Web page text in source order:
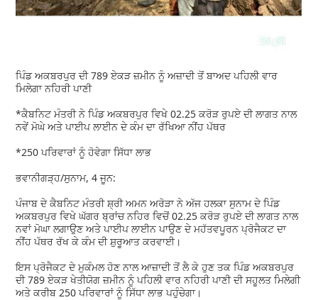
ਪਿੰਡ ਅਕਬਰਪੁਰ ਦੀ 789 ਏਕੜ ਜ਼ਮੀਨ ਨੂੰ ਅਜ਼ਾਦੀ ਤੋਂ ਬਾਅਦ ਪਹਿਲੀ ਵਾਰ
ਮਿਲੇਗਾ ਨਹਿਰੀ ਪਾਣੀ
*ਕੈਬਨਿਟ ਮੰਤਰੀ ਨੇ ਪਿੰਡ ਅਕਬਰਪੁਰ ਵਿਖੇ 02.25 ਕਰੋੜ ਰੁਪਏ ਦੀ ਲਾਗਤ ਨਾਲ
ਨਵੇਂ ਮੋਘੇ ਅਤੇ ਪਾਈਪ ਲਾਈਨ ਦੇ ਕੰਮ ਦਾ ਰੱਖਿਆ ਨੀਂਹ ਪੱਥਰ
*250 ਪਰਿਵਾਰਾਂ ਨੂੰ ਹੋਵੇਗਾ ਸਿੱਧਾ ਲਾਭ
ਭਵਾਨੀਗੜ੍ਹ/ਸੁਨਾਮ, 4 ਜੂਨ:
ਪੰਜਾਬ ਦੇ ਕੈਬਨਿਟ ਮੰਤਰੀ ਸ਼੍ਰੀ ਅਮਨ ਅਰੋੜਾ ਨੇ ਅੱਜ ਹਲਕਾ ਸੁਨਾਮ ਦੇ ਪਿੰਡ
ਅਕਬਰਪੁਰ ਵਿਖੇ ਘੱਗਰ ਬ੍ਰਾਂਚ ਨਹਿਰ ਵਿਚੋਂ 02.25 ਕਰੋੜ ਰੁਪਏ ਦੀ ਲਾਗਤ ਨਾਲ
ਨਵਾਂ ਮੋਘਾ ਲਗਾਉਣ ਅਤੇ ਪਾਈਪ ਲਾਈਨ ਪਾਉਣ ਦੇ ਮਹੱਤਵਪੂਰਨ ਪ੍ਰੋਜੈਕਟ ਦਾ
ਨੀਂਹ ਪੱਥਰ ਰੱਖ ਕੇ ਕੰਮ ਦੀ ਸ਼ੁਰੂਆਤ ਕਰਵਾਈ।
ਇਸ ਪ੍ਰੋਜੈਕਟ ਦੇ ਮੁਕੰਮਲ ਹੋਣ ਨਾਲ ਆਜ਼ਾਦੀ ਤੋਂ ਲੈ ਕੇ ਹੁਣ ਤਕ ਪਿੰਡ ਅਕਬਰਪੁਰ
ਦੀ 789 ਏਕੜ ਖੇਤੀਯੋਗ ਜ਼ਮੀਨ ਨੂੰ ਪਹਿਲੀ ਵਾਰ ਨਹਿਰੀ ਪਾਣੀ ਦੀ ਸਹੂਲਤ ਮਿਲੇਗੀ
ਅਤੇ ਕਰੀਬ 250 ਪਰਿਵਾਰਾਂ ਨੂੰ ਸਿੱਧਾ ਲਾਭ ਪਹੁੰਚੇਗਾ।